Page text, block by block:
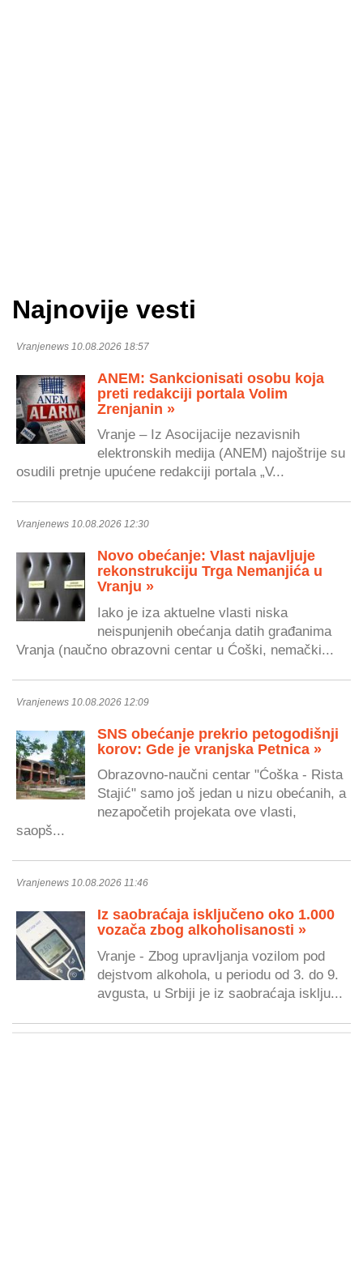
Najnovije vesti
Vranjenews 10.08.2026 18:57
ANEM: Sankcionisati osobu koja
preti redakciji portala Volim
Zrenjanin »
Vranje – Iz Asocijacije nezavisnih
elektronskih medija (ANEM) najoštrije su
osudili pretnje upućene redakciji portala „V...
Vranjenews 10.08.2026 12:30
Novo obećanje: Vlast najavljuje
rekonstrukciju Trga Nemanjića u
Vranju »
Iako je iza aktuelne vlasti niska
neispunjenih obećanja datih građanima
Vranja (naučno obrazovni centar u Ćoški, nemački...
Vranjenews 10.08.2026 12:09
SNS obećanje prekrio petogodišnji
korov: Gde je vranjska Petnica »
Obrazovno-naučni centar "Ćoška - Rista
Stajić" samo još jedan u nizu obećanih, a
nezapočetih projekata ove vlasti,
saopš...
Vranjenews 10.08.2026 11:46
Iz saobraćaja isključeno oko 1.000
vozača zbog alkoholisanosti »
Vranje - Zbog upravljanja vozilom pod
dejstvom alkohola, u periodu od 3. do 9.
avgusta, u Srbiji je iz saobraćaja isklju...